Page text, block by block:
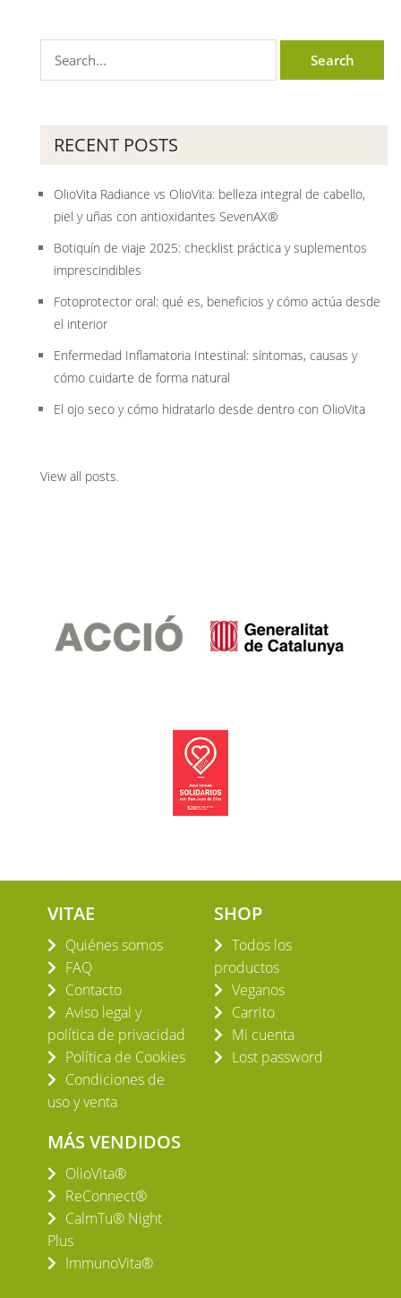
RECENT POSTS
OlioVita Radiance vs OlioVita: belleza integral de cabello,
piel y uñas con antioxidantes SevenAX®
Botiquín de viaje 2025: checklist práctica y suplementos
imprescindibles
Fotoprotector oral: qué es, beneficios y cómo actúa desde
el interior
Enfermedad Inflamatoria Intestinal: síntomas, causas y
cómo cuidarte de forma natural
El ojo seco y cómo hidratarlo desde dentro con OlioVita
View all posts.
VITAE
Quiénes somos
FAQ
Contacto
Aviso legal y
política de privacidad
Política de Cookies
Condiciones de
uso y venta
SHOP
Todos los
productos
Veganos
Carrito
Mi cuenta
Lost password
MÁS VENDIDOS
OlioVita®
ReConnect®
CalmTu® Night
Plus
ImmunoVita®